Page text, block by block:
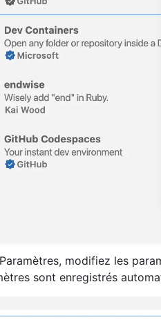
modifiez les
sont enregistrés